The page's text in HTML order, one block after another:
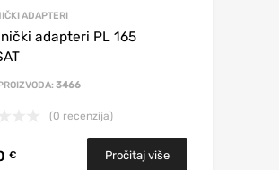
ADAPTERI
adapteri PL 165
3466
(0 recenzija)
€ Pročitaj više